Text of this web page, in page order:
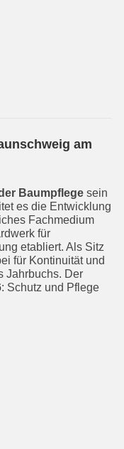
am
Baumpflege sein
es die Entwicklung
Fachmedium
für
etabliert. Als Sitz
für Kontinuität und
Jahrbuchs. Der
: Schutz und Pflege